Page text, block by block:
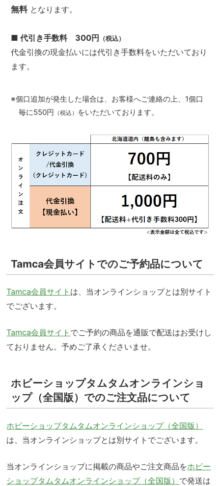
無料となります。
■ 代引き手数料 300円 （税込）
代金引換の現金払いには代引き手数料をいただいており
ます。
※個口追加が発生した場合は、お客様へご連絡の上、1個口
毎に550円 （税込） をいただいております。
Tamca会員サイトでのご予約品について
Tamca会員サイト は、当オンラインショップとは別サイト
でございます。
Tamca会員サイト でご予約の商品を通販で配送はお受けし
ておりません。予めご了承くださいませ。
ホビーショップタムタムオンラインショ
ップ（全国版）でのご注文品について
ホビーショップタムタムオンラインショップ（全国版）
は、当オンラインショップとは別サイトでございます。
当オンラインショップに掲載の商品やご注文商品をホビー
ショップタムタムオンラインショップ（全国版） で発送は